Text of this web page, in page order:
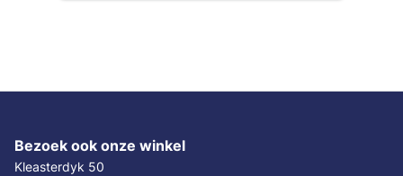
Bezoek ook onze winkel
Kleasterdyk 50